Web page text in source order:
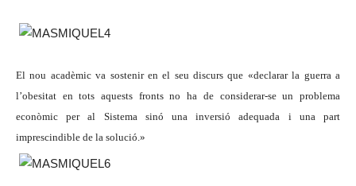
El nou acadèmic va sostenir en el seu discurs que «declarar la guerra a
l’obesitat en tots aquests fronts no ha de considerar-se un problema
econòmic per al Sistema sinó una inversió adequada i una part
imprescindible de la solució.»